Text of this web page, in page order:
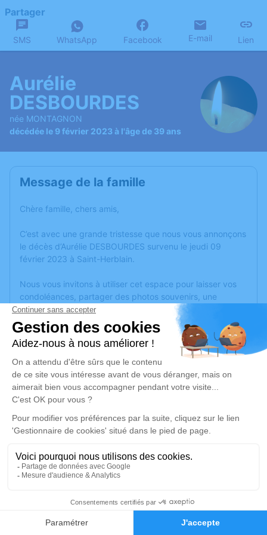
Faire-part Hommages
Partager
SMS WhatsApp Facebook E-mail Lien
Aurélie
DESBOURDES
née MONTAGNON
décédée le 9 février 2023 à l'âge de 39 ans
Message de la famille
Chère famille, chers amis,
C’est avec une grande tristesse que nous vous annonçons
le décès d’Aurélie DESBOURDES survenu le jeudi 09
février 2023 à Saint-Herblain.
Nous vous invitons à utiliser cet espace pour laisser vos
condoléances, partager des photos souvenirs, une
anecdote ou exprimer vos pensées à travers des poèmes
ou des textes. Cet endroit est un lieu d'expression dédié à
honorer la mémoire d’Aurélie DESBOURDES.
Un service de plantation d’arbre hommage estdisponible
ici.
mercredi 15 février 2023 à 15h00
Église de Saligny
Je rends hommage